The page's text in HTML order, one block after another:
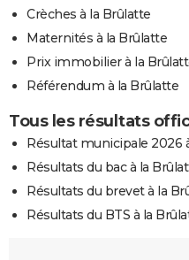
Crèches à la Brûlatte
Maternités à la Brûlatte
Prix immobilier à la
Référendum à la Brûlatte
Tous les résultats
Résultat municipale 2026
Résultats du bac à la
Résultats du brevet à la
Résultats du BTS à la